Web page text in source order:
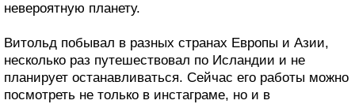
невероятную планету.
Витольд побывал в разных странах Европы и Азии,
несколько раз путешествовал по Исландии и не
планирует останавливаться. Сейчас его работы можно
посмотреть не только в инстаграме, но и в